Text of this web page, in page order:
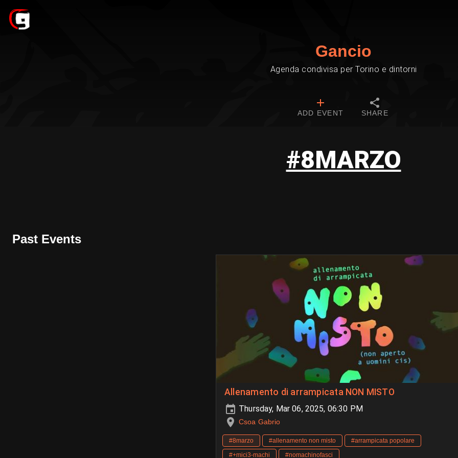
Gancio
Agenda condivisa per Torino e dintorni
ADD EVENT SHARE
#8MARZO
Past Events
Allenamento di arrampicata NON MISTO
Thursday, Mar 06, 2025, 06:30 PM
Csoa Gabrio
#8marzo #allenamento non misto
#arrampicata popolare
#+mici3-machi
#nomachinofasci